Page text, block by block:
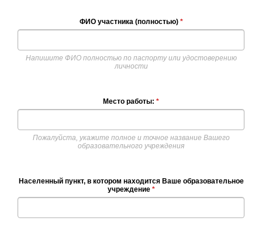
ФИО участника (полностью) *
Напишите ФИО полностью по паспорту или удостоверению
личности
Место работы: *
Пожалуйста, укажите полное и точное название Вашего
образовательного учреждения
Населенный пункт, в котором находится Ваше образовательное
учреждение *